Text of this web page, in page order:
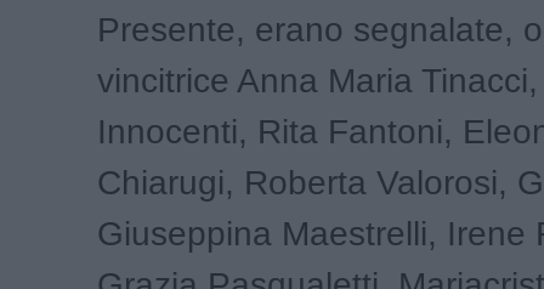
Presente, erano segnalate,
vincitrice Anna Maria
Innocenti, Rita Fantoni,
Chiarugi, Roberta Valorosi,
Giuseppina Maestrelli, Irene